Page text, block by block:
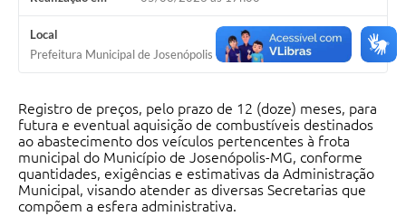
Local
Prefeitura Municipal de Josenópolis
Registro de preços, pelo prazo de 12 (doze) meses, para
futura e eventual aquisição de combustíveis destinados
ao abastecimento dos veículos pertencentes à frota
municipal do Município de Josenópolis-MG, conforme
quantidades, exigências e estimativas da Administração
Municipal, visando atender as diversas Secretarias que
compõem a esfera administrativa.